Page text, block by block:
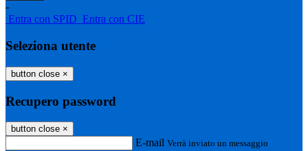
-
Entra con SPID Entra con CIE
Seleziona utente
button close ×
Recupero password
button close ×
E-mail Verrà inviato un messaggio